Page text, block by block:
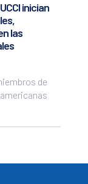
inician
las
de